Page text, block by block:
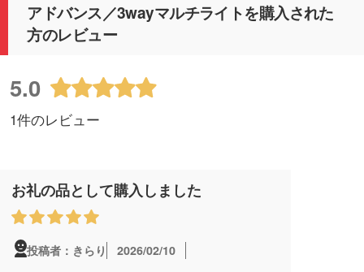
アドバンス／3wayマルチライトを購入された
方のレビュー
5.0
1件のレビュー
お礼の品として購入しました
投稿者：きらり
2026/02/10